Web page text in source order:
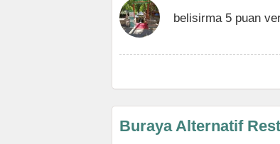
belisirma 5 puan
Buraya Alternatif